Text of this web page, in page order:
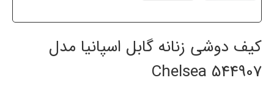
کیف دوشی زنانه گابل اسپانیا مدل
544907 Chelsea